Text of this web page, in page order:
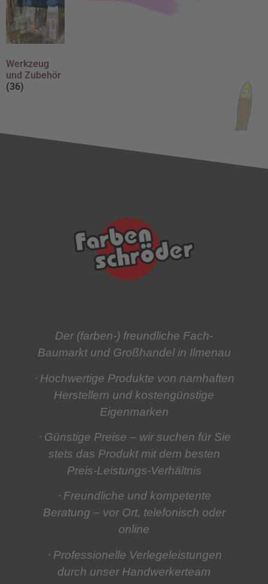
Werkzeug
und Zubehör
(36)
Der (farben-) freundliche Fach-
Baumarkt und Großhandel in Ilmenau
⋅ Hochwertige Produkte von namhaften
Herstellern und kostengünstige
Eigenmarken
⋅ Günstige Preise – wir suchen für Sie
stets das Produkt mit dem besten
Preis-Leistungs-Verhältnis
⋅ Freundliche und kompetente
Beratung – vor Ort, telefonisch oder
online
⋅ Professionelle Verlegeleistungen
durch unser Handwerkerteam